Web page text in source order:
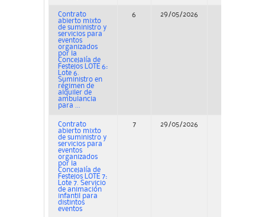
Contrato
abierto mixto
de suministro y
servicios para
eventos
organizados
por la
Concejalía de
Festejos LOTE 6:
Lote 6.
Suministro en
régimen de
alquiler de
ambulancia
para ...
6 29/05/2026
Contrato
abierto mixto
de suministro y
servicios para
eventos
organizados
por la
Concejalía de
Festejos LOTE 7:
Lote 7. Servicio
de animación
infantil para
distintos
eventos
7 29/05/2026